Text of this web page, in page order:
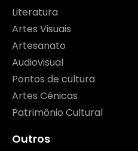
Literatura
Artes Visuais
Artesanato
Audiovisual
Pontos de cultura
Artes Cênicas
Patrimônio Cultural
Outros